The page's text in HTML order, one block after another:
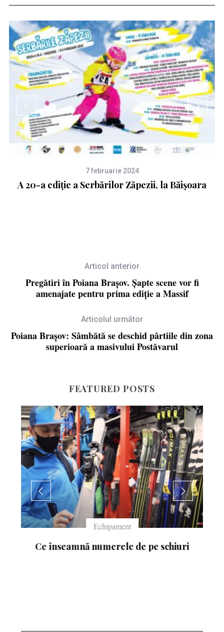
7 februarie 2024
A 20-a ediție a Serbărilor Zăpezii, la Băișoara
Articol anterior
Pregătiri în Poiana Brașov. Șapte scene vor fi
amenajate pentru prima ediție a Massif
Articolul următor
Poiana Brașov: Sâmbătă se deschid pârtiile din zona
superioară a masivului Postăvarul
FEATURED POSTS
Echipament
Ce înseamnă numerele de pe schiuri